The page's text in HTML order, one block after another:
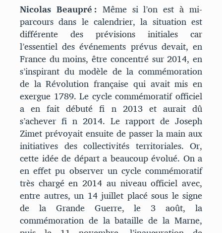
Nicolas Beaupré : Même si l’on est à mi-
parcours dans le calendrier, la situation est
différente des prévisions initiales car
l’essentiel des événements prévus devait, en
France du moins, être concentré sur 2014, en
s’inspirant du modèle de la commémoration
de la Révolution française qui avait mis en
exergue 1789. Le cycle commémoratif officiel
a en fait débuté fi n 2013 et aurait dû
s’achever fi n 2014. Le rapport de Joseph
Zimet prévoyait ensuite de passer la main aux
initiatives des collectivités territoriales. Or,
cette idée de départ a beaucoup évolué. On a
en effet pu observer un cycle commémoratif
très chargé en 2014 au niveau officiel avec,
entre autres, un 14 juillet placé sous le signe
de la Grande Guerre, le 3 août, la
commémoration de la bataille de la Marne,